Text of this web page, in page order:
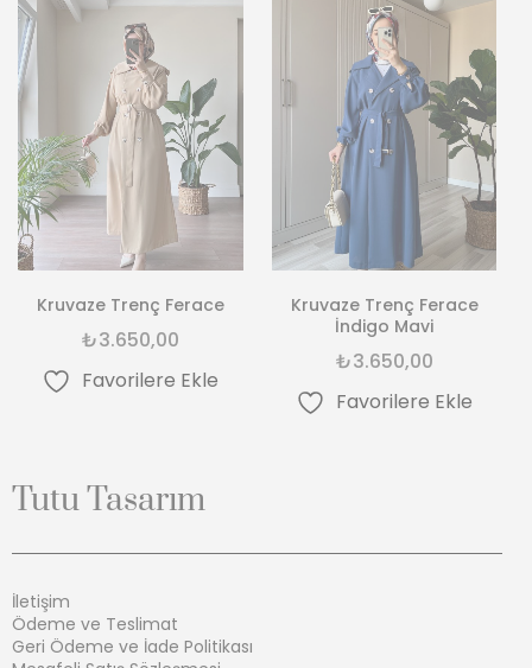
Kruvaze Trenç Ferace
₺3.650,00
Favorilere Ekle
Kruvaze Trenç Ferace
İndigo Mavi
₺3.650,00
Favorilere Ekle
Tutu Tasarım
İletişim
Ödeme ve Teslimat
Geri Ödeme ve İade Politikası